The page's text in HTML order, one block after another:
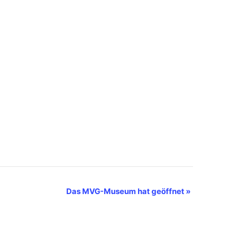
Das MVG-Museum hat geöffnet »